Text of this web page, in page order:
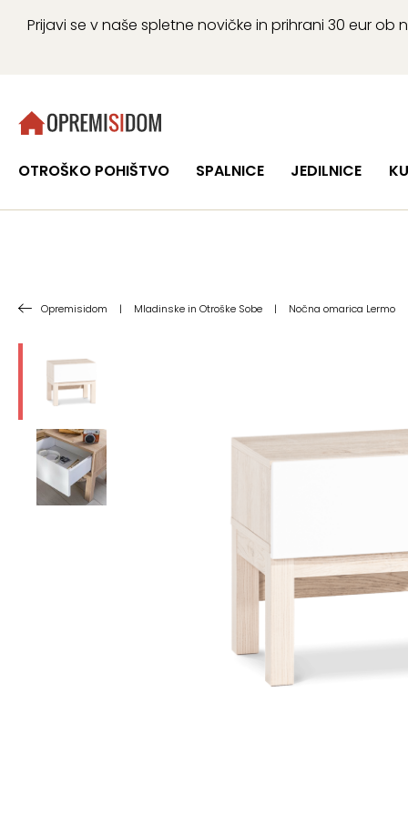
Prijavi se v naše spletne novičke in prihrani 30 eur
OTROŠKO POHIŠTVO SPALNICE JEDILNICE
Opremisidom | Mladinske in Otroške Sobe | Nočna omarica Lermo